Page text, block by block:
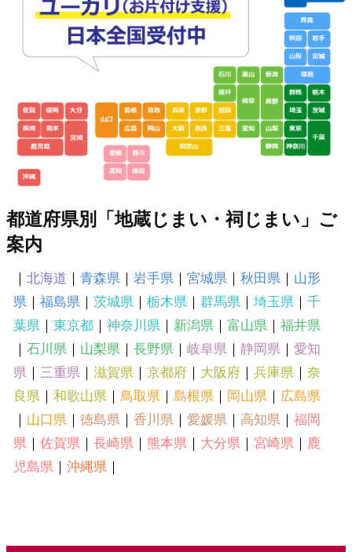
都道府県別「地蔵じまい・祠じまい」ご
案内
北海道 青森県｜ 岩手県｜ 宮城県｜ 秋田県｜ 山形
県｜ 福島県｜ 茨城県｜ 栃木県｜ 群馬県｜ 埼玉県｜ 千
葉県｜ 東京都｜ 神奈川県｜ 新潟県｜ 富山県｜ 福井県
石川県｜ 山梨県｜ 長野県｜ 岐阜県｜ 静岡県｜ 愛知
県｜ 三重県｜ 滋賀県｜ 京都府｜ 大阪府｜ 兵庫県｜ 奈
良県｜ 和歌山県｜ 鳥取県｜ 島根県｜ 岡山県｜ 広島県
山口県｜ 徳島県｜ 香川県｜ 愛媛県｜ 高知県｜ 福岡
県｜ 佐賀県｜ 長崎県｜ 熊本県｜ 大分県｜ 宮崎県｜
鹿
児島県｜ 沖縄県｜